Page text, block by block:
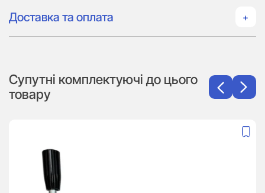
Доставка та оплата
Супутні комплектуючі до цього
товару